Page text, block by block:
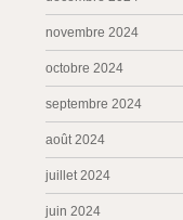
novembre 2024
octobre 2024
septembre 2024
août 2024
juillet 2024
juin 2024